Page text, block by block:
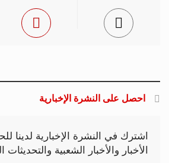
احصل على النشرة الإخبارية
اشترك في النشرة الإخبارية لدينا
الأخبار والأخبار الشعبية